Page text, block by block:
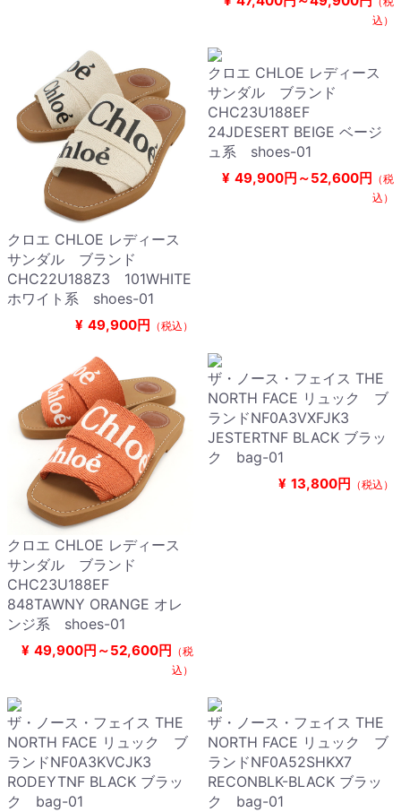
込）
クロエ CHLOE レディース
サンダル ブランド
CHC22U188Z3 101WHITE
ホワイト系 shoes-01
¥ 49,900円 （税込）
クロエ CHLOE レディース
サンダル ブランド
CHC23U188EF
24JDESERT BEIGE ベージ
ュ系 shoes-01
¥ 49,900円～52,600円 （税
込）
クロエ CHLOE レディース
サンダル ブランド
CHC23U188EF
848TAWNY ORANGE オレ
ンジ系 shoes-01
¥ 49,900円～52,600円 （税
込）
ザ・ノース・フェイス THE
NORTH FACE リュック ブ
ランドNF0A3VXFJK3
JESTERTNF BLACK ブラッ
ク bag-01
¥ 13,800円 （税込）
ザ・ノース・フェイス THE
NORTH FACE リュック ブ
ランドNF0A3KVCJK3
RODEYTNF BLACK ブラッ
ク bag-01
ザ・ノース・フェイス THE
NORTH FACE リュック ブ
ランドNF0A52SHKX7
RECONBLK-BLACK ブラッ
ク bag-01